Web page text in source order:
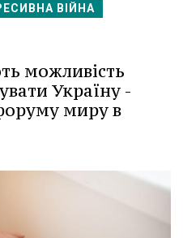
ВІЙНА
можливість
Україну -
миру в